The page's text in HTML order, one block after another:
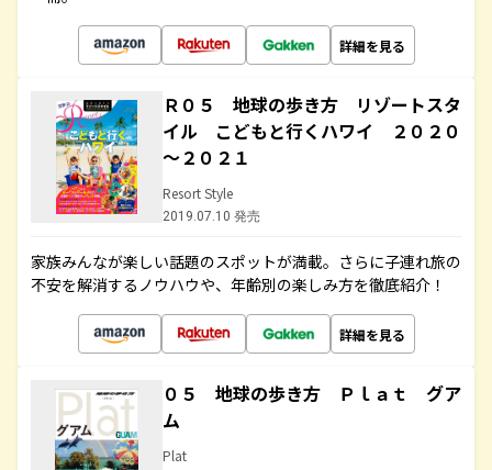
詳細を見る
Ｒ０５ 地球の歩き方 リゾートスタ
イル こどもと行くハワイ ２０２０
～２０２１
Resort Style
2019.07.10 発売
家族みんなが楽しい話題のスポットが満載。さらに子連れ旅の
不安を解消するノウハウや、年齢別の楽しみ方を徹底紹介！
詳細を見る
０５ 地球の歩き方 Ｐｌａｔ グア
ム
Plat